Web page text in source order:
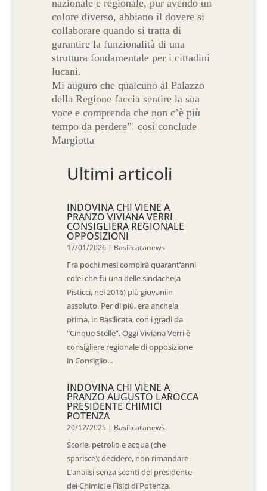
nazionale e regionale, pur avendo un
colore diverso, abbiano il dovere si
collaborare quando si tratta di
garantire la funzionalità di una
struttura fondamentale per i cittadini
lucani.
Mi auguro che qualcuno al Palazzo
della Regione faccia sentire la sua
voce e comprenda che non c’è più
tempo da perdere”. così conclude
Margiotta
Ultimi articoli
INDOVINA CHI VIENE A
PRANZO VIVIANA VERRI
CONSIGLIERA REGIONALE
OPPOSIZIONI
17/01/2026 | Basilicatanews
Fra pochi mesi compirà quarant’anni
colei che fu una delle sindache(a
Pisticci, nel 2016) più giovaniin
assoluto. Per di più, era anchela
prima, in Basilicata, con i gradi da
“Cinque Stelle”. Oggi Viviana Verri è
consigliere regionale di opposizione
in Consiglio...
INDOVINA CHI VIENE A
PRANZO AUGUSTO LAROCCA
PRESIDENTE CHIMICI
POTENZA
20/12/2025 | Basilicatanews
Scorie, petrolio e acqua (che
sparisce): decidere, non rimandare
L’analisi senza sconti del presidente
dei Chimici e Fisici di Potenza.